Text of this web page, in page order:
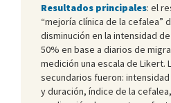
Resultados principales: el
“mejoría clínica de la cefalea”
disminución en la intensidad
50% en base a diarios de
medición una escala de Likert.
secundarios fueron:
y duración, índice de la